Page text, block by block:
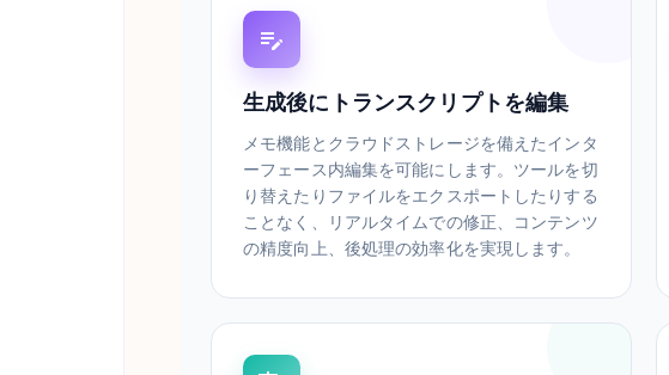
生成後にトランスクリプトを編集
メモ機能とクラウドストレージを備えたインタ
ーフェース内編集を可能にします。ツールを切
り替えたりファイルをエクスポートしたりする
ことなく、リアルタイムでの修正、コンテンツ
の精度向上、後処理の効率化を実現します。